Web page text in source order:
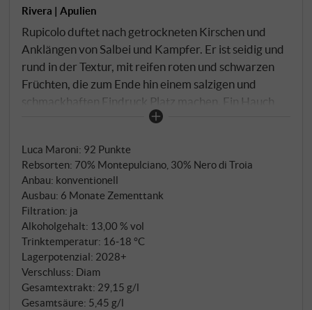
Rivera | Apulien
Rupicolo duftet nach getrockneten Kirschen und
Anklängen von Salbei und Kampfer. Er ist seidig und
rund in der Textur, mit reifen roten und schwarzen
Früchten, die zum Ende hin einem salzigen und
schmackhaften Eindruck Platz machen. Ein Hauch
von feinen Tanninen verweilt im mittellangen Finale,
SUPERIORE.DE
Luca Maroni: 92 Punkte
Rebsorten: 70% Montepulciano, 30% Nero di Troia
Anbau: konventionell
Ausbau: 6 Monate Zementtank
Filtration: ja
Alkoholgehalt: 13,00 % vol
Trinktemperatur: 16‑18 °C
Lagerpotenzial: 2028+
Verschluss: Diam
Gesamtextrakt: 29,15 g/l
Gesamtsäure: 5,45 g/l